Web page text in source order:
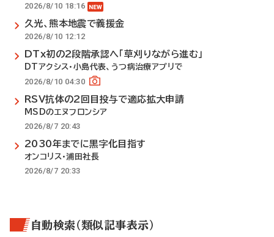
2026/8/10 18:16
久光、熊本地震で義援金
2026/8/10 12:12
DTx初の2段階承認へ「草刈りながら進む」
DTアクシス・小島代表、うつ病治療アプリで
2026/8/10 04:30
RSV抗体の2回目投与で適応拡大申請
MSDのエヌフロンシア
2026/8/7 20:43
2030年までに黒字化目指す
オンコリス・浦田社長
2026/8/7 20:33
自動検索（類似記事表示）